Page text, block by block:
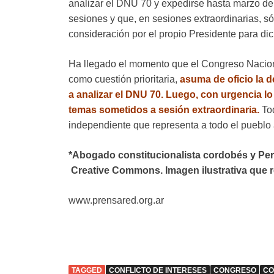
analizar el DNU 70 y expedirse hasta marzo
sesiones y que, en sesiones extraordinarias,
consideración por el propio Presidente para
Ha llegado el momento que el Congreso
como cuestión prioritaria, asuma de oficio la
a analizar el DNU 70. Luego, con urgencia
temas sometidos a sesión extraordinaria.
independiente que representa a todo el pueblo
*Abogado constitucionalista cordobés y
Creative Commons. Imagen ilustrativa que
www.prensared.org.ar
TAGGED CONFLICTO DE INTERESES CONGRESO